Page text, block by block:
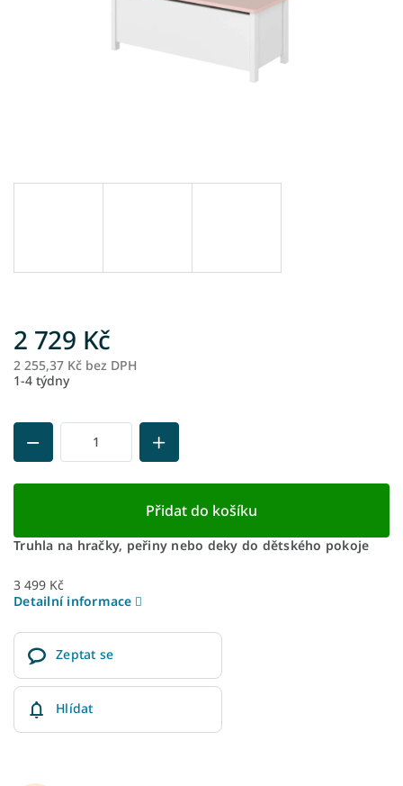
2 729 Kč
2 255,37 Kč bez DPH
1-4 týdny
Přidat do košíku
Truhla na hračky, peřiny nebo deky do dětského pokoje
3 499 Kč
Detailní informace
Zeptat se
Hlídat